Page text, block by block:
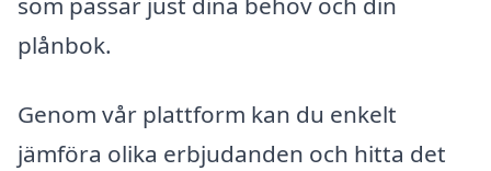
plånbok.
Genom vår plattform kan du enkelt
jämföra olika erbjudanden och hitta det